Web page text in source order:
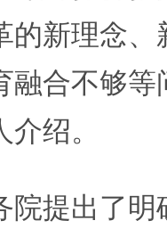
的新理念
融合不够等
绍。
提出了明